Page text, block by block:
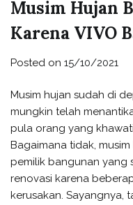
Musim Hujan
Karena VIVO
Posted on 15/10/2021
Musim hujan sudah di
mungkin telah
pula orang yang
Bagaimana tidak,
pemilik bangunan yang
renovasi karena
kerusakan. Sayangnya,